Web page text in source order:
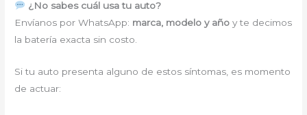
¿No sabes cuál usa tu auto?
Envíanos por WhatsApp: marca, modelo y año y te decimos
la batería exacta sin costo.
Si tu auto presenta alguno de estos síntomas, es momento
de actuar: